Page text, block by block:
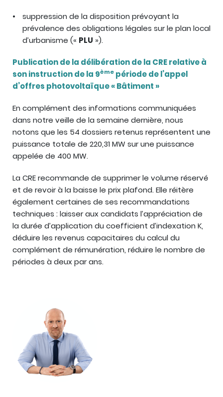
suppression de la disposition prévoyant la
prévalence des obligations légales sur le plan local
d’urbanisme (« PLU »).
Publication de la délibération de la CRE relative à
son instruction de la 9ème période de l’appel
d’offres photovoltaïque « Bâtiment »
En complément des informations communiquées
dans notre veille de la semaine dernière, nous
notons que les 54 dossiers retenus représentent une
puissance totale de 220,31 MW sur une puissance
appelée de 400 MW.
La CRE recommande de supprimer le volume réservé
et de revoir à la baisse le prix plafond. Elle réitère
également certaines de ses recommandations
techniques : laisser aux candidats l’appréciation de
la durée d’application du coefficient d’indexation K,
déduire les revenus capacitaires du calcul du
complément de rémunération, réduire le nombre de
périodes à deux par ans.